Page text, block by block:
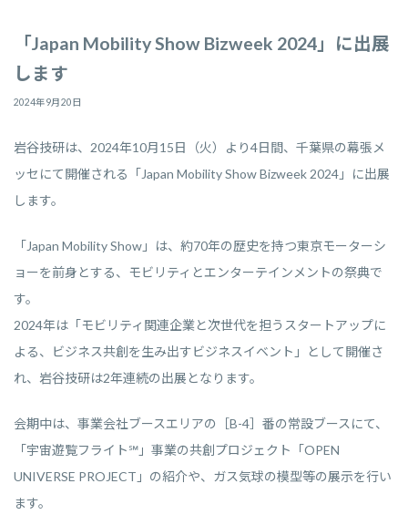
「Japan Mobility Show Bizweek 2024」に出展
します
2024年9月20日
岩谷技研は、2024年10月15日（火）より4日間、千葉県の幕張メ
ッセにて開催される「Japan Mobility Show Bizweek 2024」に出展
します。
「Japan Mobility Show」は、約70年の歴史を持つ東京モーターシ
ョーを前身とする、モビリティとエンターテインメントの祭典で
す。
2024年は「モビリティ関連企業と次世代を担うスタートアップに
よる、ビジネス共創を生み出すビジネスイベント」として開催さ
れ、岩谷技研は2年連続の出展となります。
会期中は、事業会社ブースエリアの［B-4］番の常設ブースにて、
「宇宙遊覧フライト℠」事業の共創プロジェクト「OPEN
UNIVERSE PROJECT」の紹介や、ガス気球の模型等の展示を行い
ます。